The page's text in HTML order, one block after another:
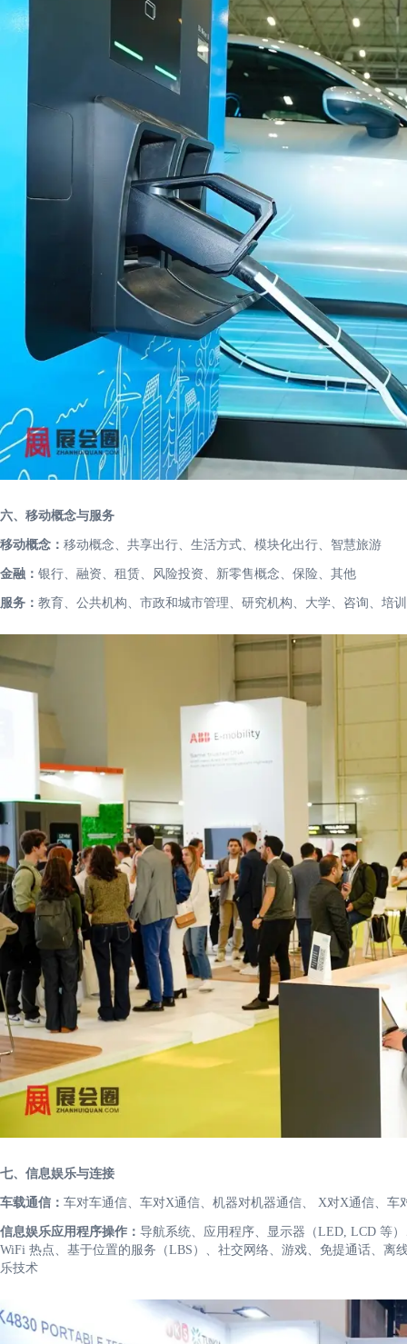
六、移动概念与服务
移动概念： 移动概念、共享出行、生活方式、模块化出行、智慧旅游
金融： 银行、融资、租赁、风险投资、新零售概念、保险、其他
服务： 教育、公共机构、市政和城市管理、研究机构、大学、咨询、培
七、信息娱乐与连接
车载通信： 车对车通信、车对X通信、机器对机器通信、 X对X通信、车
信息娱乐应用程序操作： 导航系统、应用程序、显示器（LED, LCD 等
WiFi 热点、基于位置的服务（LBS）、社交网络、游戏、免提通话、离
乐技术